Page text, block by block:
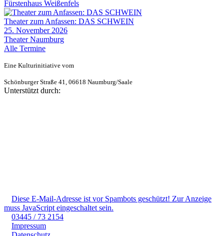
Fürstenhaus Weißenfels
Theater zum Anfassen: DAS SCHWEIN
25. November 2026
Theater Naumburg
Alle Termine
Eine Kulturinitiative vom
Schönburger Straße 41, 06618 Naumburg/Saale
Unterstützt durch:
Diese E-Mail-Adresse ist vor Spambots geschützt! Zur Anzeige
muss JavaScript eingeschaltet sein.
03445 / 73 2154
Impressum